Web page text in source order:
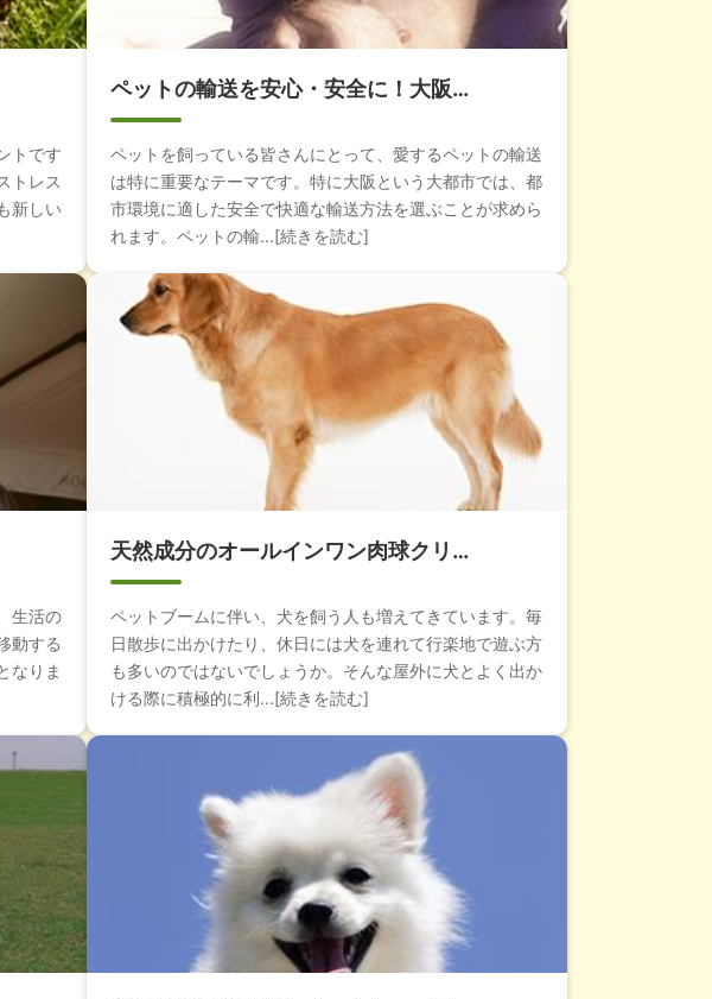
トです
トレス
新しい
ペットの輸送を安心・安全に！大阪…
ペットを飼っている皆さんにとって、愛するペットの輸送
は特に重要なテーマです。特に大阪という大都市では、都
市環境に適した安全で快適な輸送方法を選ぶことが求めら
れます。ペットの輸...[続きを読む]
生活の
動する
なりま
天然成分のオールインワン肉球クリ…
ペットブームに伴い、犬を飼う人も増えてきています。毎
日散歩に出かけたり、休日には犬を連れて行楽地で遊ぶ方
も多いのではないでしょうか。そんな屋外に犬とよく出か
ける際に積極的に利...[続きを読む]